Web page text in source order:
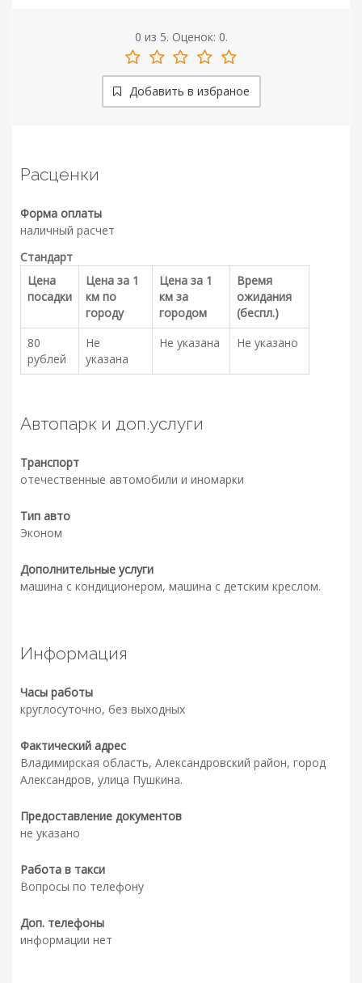
0 из 5. Оценок: 0.
Добавить в избраное
Расценки
Форма оплаты
наличный расчет
Стандарт
Цена
посадки
Цена за 1
км по
городу
Цена за 1
км за
городом
Время
ожидания
(беспл.)
80
рублей
Не
указана
Не указана Не указано
Автопарк и доп.услуги
Транспорт
отечественные автомобили и иномарки
Тип авто
Эконом
Дополнительные услуги
машина с кондиционером, машина с детским креслом.
Информация
Часы работы
круглосуточно, без выходных
Фактический адрес
Владимирская область, Александровский район, город
Александров, улица Пушкина.
Предоставление документов
не указано
Работа в такси
Вопросы по телефону
Доп. телефоны
информации нет